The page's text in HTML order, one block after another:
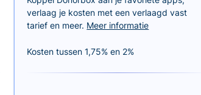
verlaag je kosten met een verlaagd vast
tarief en meer. Meer informatie
Kosten tussen 1,75% en 2%